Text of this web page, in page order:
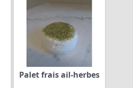
Palet frais ail-herbes